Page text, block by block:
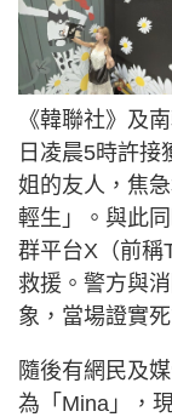
《韓聯社》及
日凌晨5時許接
姐的友人，焦
輕生」。與此
群平台X（前稱
救援。警方與
象，當場證實死
隨後有網民及
為「Mina」，